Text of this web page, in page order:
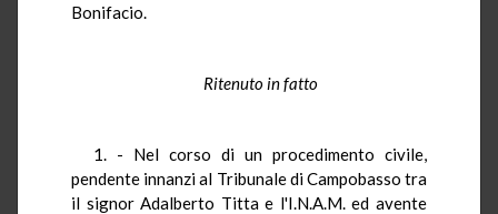
Bonifacio.
Ritenuto in fatto
1. - Nel corso di un procedimento civile,
pendente innanzi al Tribunale di Campobasso tra
il signor Adalberto Titta e l'I.N.A.M. ed avente